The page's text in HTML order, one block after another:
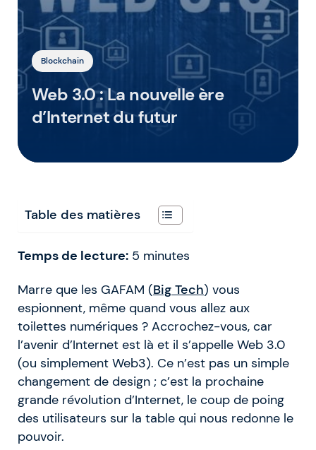
Blockchain
Web 3.0 : La nouvelle ère
d’Internet du futur
Table des matières
Temps de lecture: 5 minutes
Marre que les GAFAM (Big Tech) vous
espionnent, même quand vous allez aux
toilettes numériques ? Accrochez-vous, car
l’avenir d’Internet est là et il s’appelle Web 3.0
(ou simplement Web3). Ce n’est pas un simple
changement de design ; c’est la prochaine
grande révolution d’Internet, le coup de poing
des utilisateurs sur la table qui nous redonne le
pouvoir.